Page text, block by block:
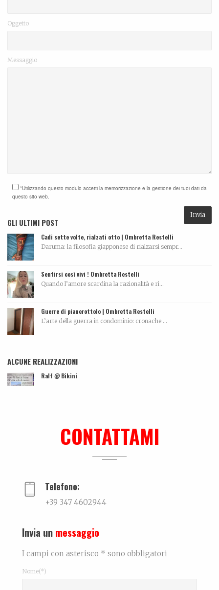
Oggetto
Messaggio
*Utilizzando questo modulo accetti la memorizzazione e la gestione dei tuoi dati da
questo sito web.
GLI ULTIMI POST
Cadi sette volte, rialzati otto | Ombretta Restelli
Daruma: la filosofia giapponese di rialzarsi sempr...
Sentirsi così vivi ! Ombretta Restelli
Quando l’amore scardina la razionalità e ri...
Guerre di pianerottolo | Ombretta Restelli
L’arte della guerra in condominio: cronache ...
ALCUNE REALIZZAZIONI
Ralf @ Bikini
La biografia di Bicio, l'antidepressivo natura...
CONTATTAMI
Telefono:
+39 347 4602944
Invia un messaggio
I campi con asterisco * sono obbligatori
Nome(*)